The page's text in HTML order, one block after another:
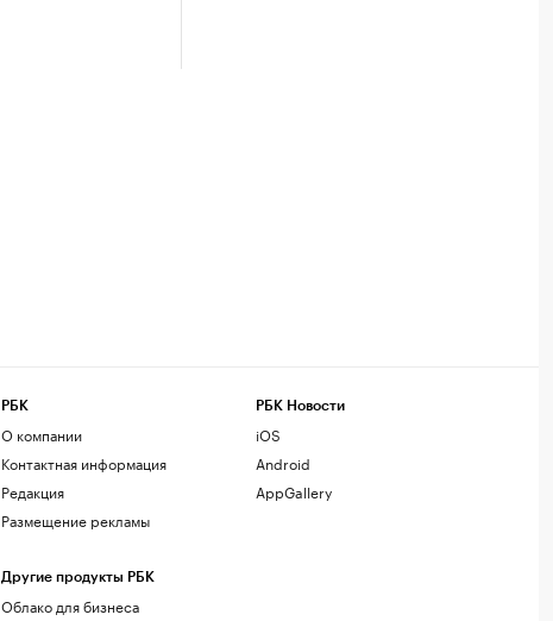
РБК
О компании
Контактная информация
Редакция
Размещение рекламы
Другие продукты РБК
Облако для бизнеса
РБК Новости
iOS
Android
AppGallery